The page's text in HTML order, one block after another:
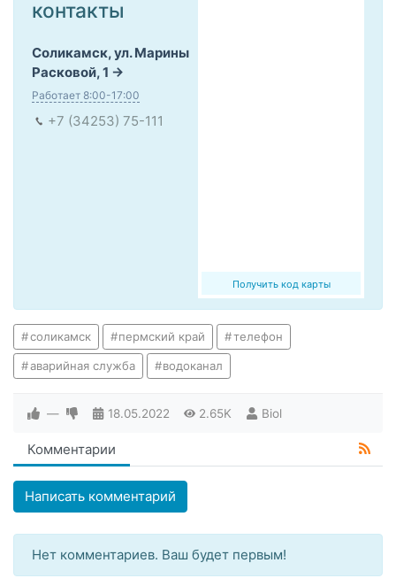
Получить код карты
контакты
Соликамск, ул. Марины
Расковой, 1
Работает 8:00-17:00
+7 (34253) 75-111
соликамск пермский край телефон
аварийная служба водоканал
— 18.05.2022 2.65K Biol
Комментарии
Написать комментарий
Нет комментариев. Ваш будет первым!